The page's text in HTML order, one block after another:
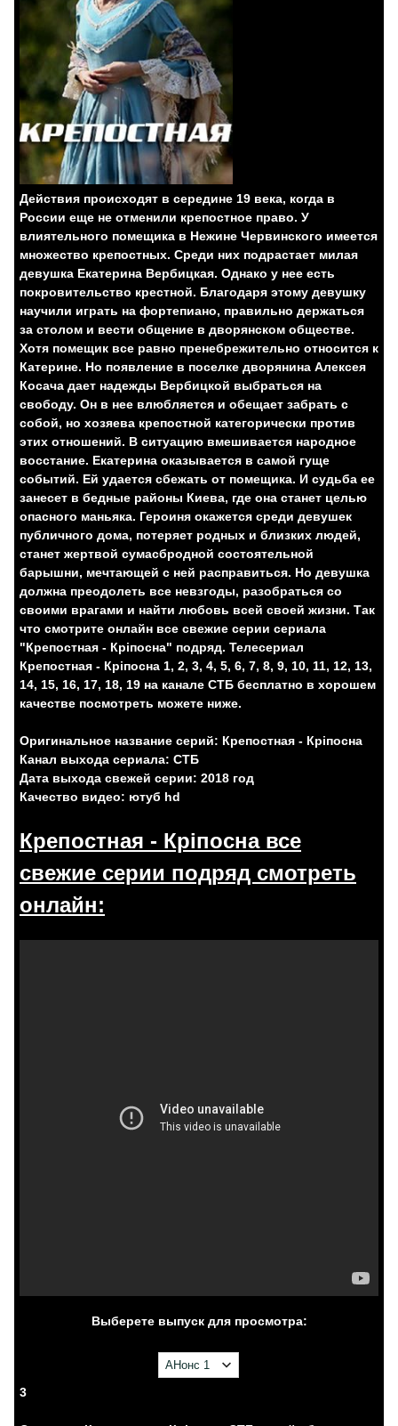
Действия происходят в середине 19 века, когда в
России еще не отменили крепостное право. У
влиятельного помещика в Нежине Червинского имеется
множество крепостных. Среди них подрастает милая
девушка Екатерина Вербицкая. Однако у нее есть
покровительство крестной. Благодаря этому девушку
научили играть на фортепиано, правильно держаться
за столом и вести общение в дворянском обществе.
Хотя помещик все равно пренебрежительно относится к
Катерине. Но появление в поселке дворянина Алексея
Косача дает надежды Вербицкой выбраться на
свободу. Он в нее влюбляется и обещает забрать с
собой, но хозяева крепостной категорически против
этих отношений. В ситуацию вмешивается народное
восстание. Екатерина оказывается в самой гуще
событий. Ей удается сбежать от помещика. И судьба ее
занесет в бедные районы Киева, где она станет целью
опасного маньяка. Героиня окажется среди девушек
публичного дома, потеряет родных и близких людей,
станет жертвой сумасбродной состоятельной
барышни, мечтающей с ней расправиться. Но девушка
должна преодолеть все невзгоды, разобраться со
своими врагами и найти любовь всей своей жизни. Так
что смотрите онлайн все свежие серии сериала
"Крепостная - Кріпосна" подряд. Телесериал
Крепостная - Кріпосна 1, 2, 3, 4, 5, 6, 7, 8, 9, 10, 11, 12, 13,
14, 15, 16, 17, 18, 19 на канале СТБ бесплатно в хорошем
качестве посмотреть можете ниже.
Оригинальное название серий: Крепостная - Кріпосна
Канал выхода сериала: СТБ
Дата выхода свежей серии: 2018 год
Качество видео: ютуб hd
Крепостная - Кріпосна все
свежие серии подряд смотреть
онлайн:
Выберете выпуск для просмотра:
3